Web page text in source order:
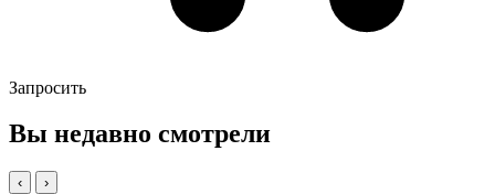
Запросить
Вы недавно смотрели
‹ ›